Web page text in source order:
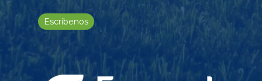
Escríbenos